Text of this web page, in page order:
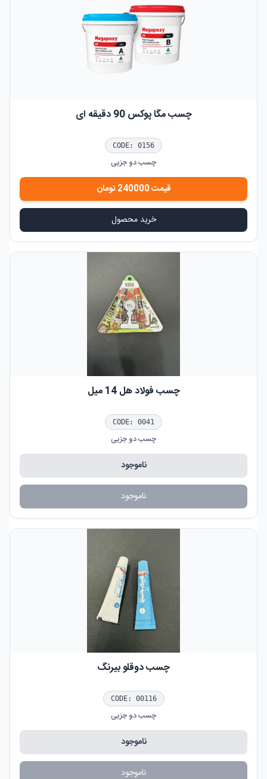
چسب مگا پوکس 90 دقیقه ای
CODE: 0156
چسب دو جزیی
قیمت240000تومان
خرید محصول
چسب فولاد هل 14 میل
CODE: 0041
چسب دو جزیی
ناموجود
ناموجود
چسب دوقلو بیرنگ
CODE: 00116
چسب دو جزیی
ناموجود
ناموجود